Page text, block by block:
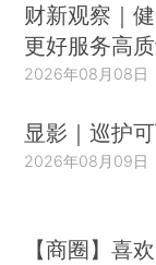
财新观察｜
更好服务高
2026年08月08日
显影｜巡护
2026年08月09日
【商圈】喜